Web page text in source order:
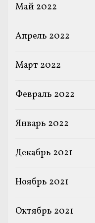
Май 2022
Апрель 2022
Март 2022
Февраль 2022
Январь 2022
Декабрь 2021
Ноябрь 2021
Октябрь 2021